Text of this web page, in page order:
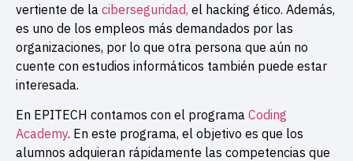
vertiente de la ciberseguridad, el hacking ético. Además,
es uno de los empleos más demandados por las
organizaciones, por lo que otra persona que aún no
cuente con estudios informáticos también puede estar
interesada.
En EPITECH contamos con el programa Coding
Academy. En este programa, el objetivo es que los
alumnos adquieran rápidamente las competencias que